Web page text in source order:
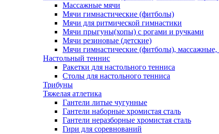
Массажные мячи
Мячи гимнастические (фитболы)
Мячи для ритмической гимнастики
Мячи прыгуны(хопы) с рогами и ручками
Мячи резиновые (детские)
Мячи гимнастические (фитболы),
Настольный теннис
Ракетки для настольного тенниса
Столы для настольного тенниса
Трибуны
Тяжелая атлетика
Гантели литые чугунные
Гантели наборные хромистая сталь
Гантели неразборные хромистая сталь
Гири для соревнований